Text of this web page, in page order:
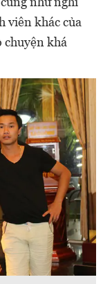
viên khác của
chuyện khá